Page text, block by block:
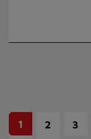
1 2 3